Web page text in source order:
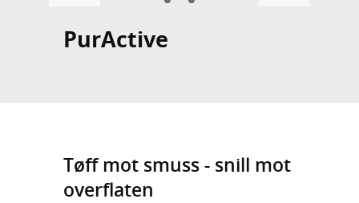
PurActive
Tøff mot smuss - snill mot
overflaten